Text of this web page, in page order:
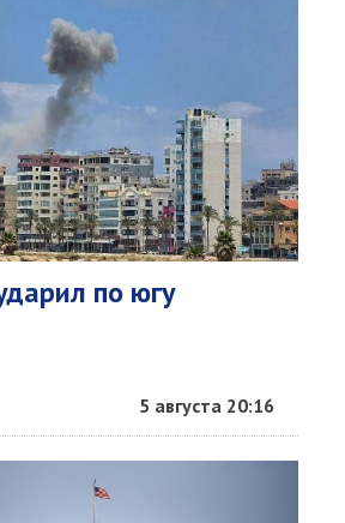
по югу
5 августа 20:16